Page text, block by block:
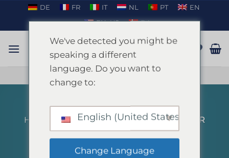
inhoud
DE FR IT NL PT
EN
EN_US
DA
PRATEN OP WHATSAPP
HOME
PRODUCTEN GETAGGED “INDOOR
KARTING”
FILTER
We've detected you might be
speaking a different
language. Do you want to
change to:
English (United States)
Change Language